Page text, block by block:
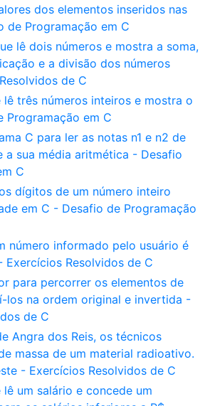
dos elementos inseridos nas
de Programação em C
lê dois números e mostra a soma,
e a divisão dos números
de C
lê três números inteiros e mostra o
Programação em C
C para ler as notas n1 e n2 de
a sua média aritmética - Desafio
C
dígitos de um número inteiro
em C - Desafio de Programação
número informado pelo usuário é
Exercícios Resolvidos de C
para percorrer os elementos de
los na ordem original e invertida -
de C
Angra dos Reis, os técnicos
massa de um material radioativo.
- Exercícios Resolvidos de C
um salário e concede um